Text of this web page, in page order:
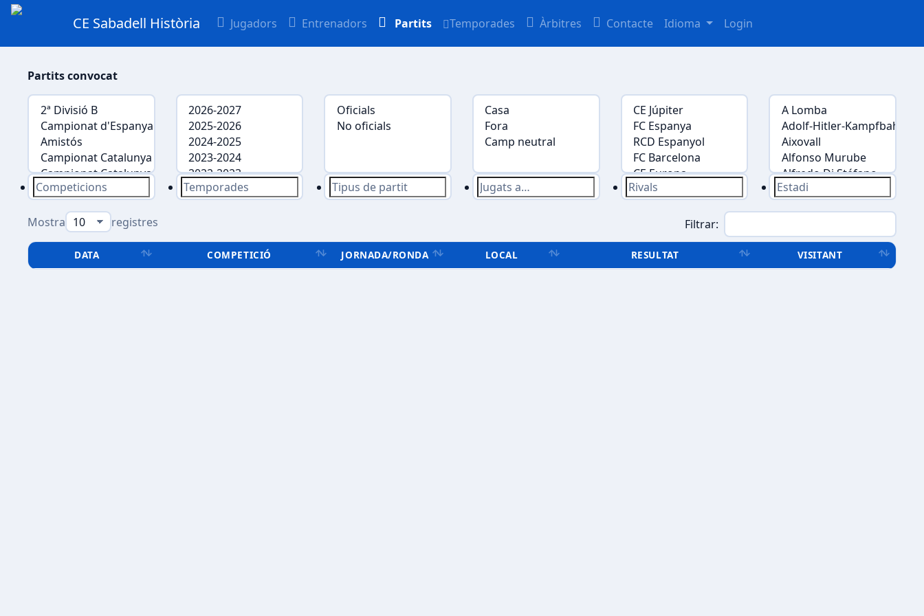
CE Sabadell Història Jugadors Entrenadors Partits Temporades Àrbitres Contacte Idioma Login
Partits convocat
Mostra registres Filtrar:
DATA COMPETICIÓ JORNADA/RONDA LOCAL RESULTAT VISITANT